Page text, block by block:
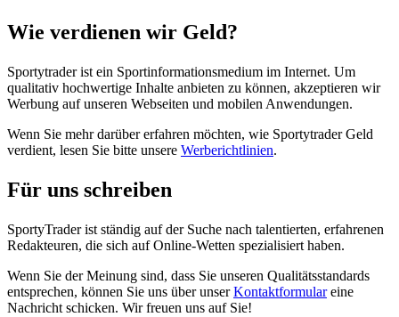
Wie verdienen wir Geld?
Sportytrader ist ein Sportinformationsmedium im Internet. Um
qualitativ hochwertige Inhalte anbieten zu können, akzeptieren wir
Werbung auf unseren Webseiten und mobilen Anwendungen.
Wenn Sie mehr darüber erfahren möchten, wie Sportytrader Geld
verdient, lesen Sie bitte unsere Werberichtlinien.
Für uns schreiben
SportyTrader ist ständig auf der Suche nach talentierten, erfahrenen
Redakteuren, die sich auf Online-Wetten spezialisiert haben.
Wenn Sie der Meinung sind, dass Sie unseren Qualitätsstandards
entsprechen, können Sie uns über unserKontaktformulareine
Nachricht schicken. Wir freuen uns auf Sie!